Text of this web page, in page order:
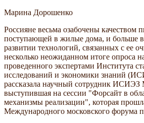
Марина Дорошенко
Россияне весьма озабочены качеством
поступающей в жилые дома, и больше
развитии технологий, связанных с ее
несколько неожиданном итоге опроса
проведенного экспертами Института
исследований и экономики знаний
рассказала научный сотрудник
выступившая на сессии "Форсайт в
механизмы реализации", которая
Международного московского форума